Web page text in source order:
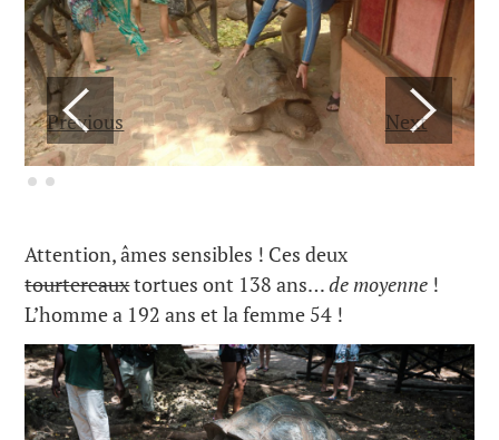
Previous Next
Attention, âmes sensibles ! Ces deux
tourtereauxtortues ont 138 ans…de moyenne !
L’homme a 192 ans et la femme 54 !